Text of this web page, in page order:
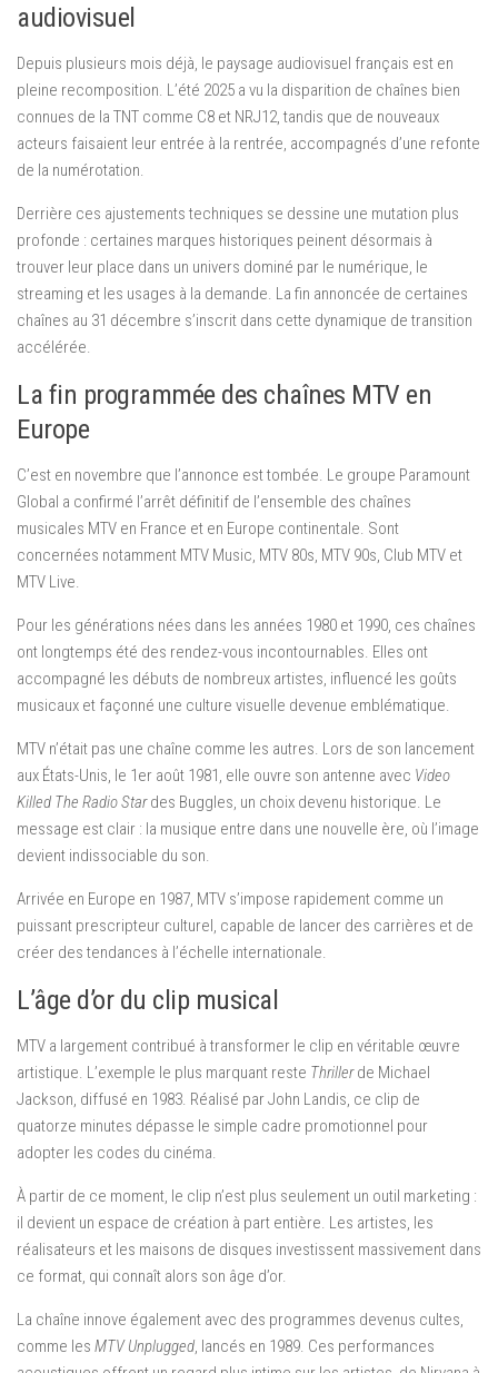
audiovisuel
Depuis plusieurs mois déjà, le paysage audiovisuel français est en
pleine recomposition. L’été 2025 a vu la disparition de chaînes bien
connues de la TNT comme C8 et NRJ12, tandis que de nouveaux
acteurs faisaient leur entrée à la rentrée, accompagnés d’une refonte
de la numérotation.
Derrière ces ajustements techniques se dessine une mutation plus
profonde : certaines marques historiques peinent désormais à
trouver leur place dans un univers dominé par le numérique, le
streaming et les usages à la demande. La fin annoncée de certaines
chaînes au 31 décembre s’inscrit dans cette dynamique de transition
accélérée.
La fin programmée des chaînes MTV en
Europe
C’est en novembre que l’annonce est tombée. Le groupe Paramount
Global a confirmé l’arrêt définitif de l’ensemble des chaînes
musicales MTV en France et en Europe continentale. Sont
concernées notamment MTV Music, MTV 80s, MTV 90s, Club MTV et
MTV Live.
Pour les générations nées dans les années 1980 et 1990, ces chaînes
ont longtemps été des rendez-vous incontournables. Elles ont
accompagné les débuts de nombreux artistes, influencé les goûts
musicaux et façonné une culture visuelle devenue emblématique.
MTV n’était pas une chaîne comme les autres. Lors de son lancement
aux États-Unis, le 1er août 1981, elle ouvre son antenne avec Video
Killed The Radio Stardes Buggles, un choix devenu historique. Le
message est clair : la musique entre dans une nouvelle ère, où l’image
devient indissociable du son.
Arrivée en Europe en 1987, MTV s’impose rapidement comme un
puissant prescripteur culturel, capable de lancer des carrières et de
créer des tendances à l’échelle internationale.
L’âge d’or du clip musical
MTV a largement contribué à transformer le clip en véritable œuvre
artistique. L’exemple le plus marquant reste Thrillerde Michael
Jackson, diffusé en 1983. Réalisé par John Landis, ce clip de
quatorze minutes dépasse le simple cadre promotionnel pour
adopter les codes du cinéma.
À partir de ce moment, le clip n’est plus seulement un outil marketing :
il devient un espace de création à part entière. Les artistes, les
réalisateurs et les maisons de disques investissent massivement dans
ce format, qui connaît alors son âge d’or.
La chaîne innove également avec des programmes devenus cultes,
comme les MTV Unplugged, lancés en 1989. Ces performances